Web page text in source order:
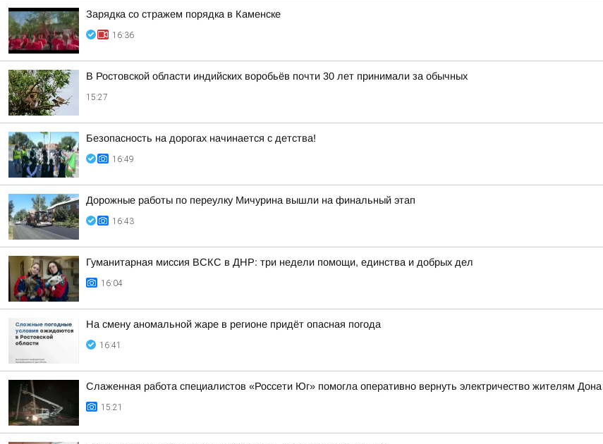
Зарядка со стражем порядка в Каменске
16:36
В Ростовской области индийских воробьёв почти 30 лет принимали за обычных
15:27
Безопасность на дорогах начинается с детства!
16:49
Дорожные работы по переулку Мичурина вышли на финальный этап
16:43
Гуманитарная миссия ВСКС в ДНР: три недели помощи, единства и добрых дел
16:04
На смену аномальной жаре в регионе придёт опасная погода
16:41
Слаженная работа специалистов «Россети Юг» помогла оперативно вернуть электричество жителям Дона
15:21